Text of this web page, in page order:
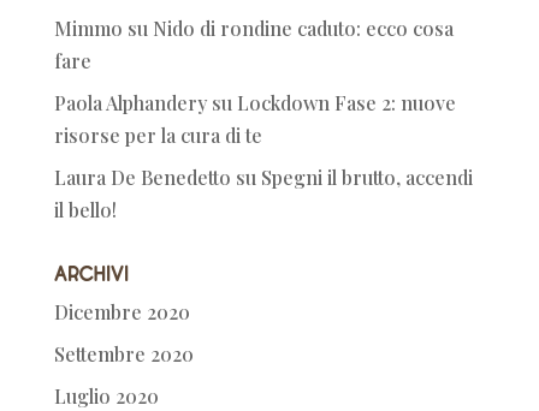
Mimmo su Nido di rondine caduto: ecco cosa
fare
Paola Alphanderysu Lockdown Fase 2: nuove
risorse per la cura di te
Laura De Benedetto su Spegni il brutto, accendi
il bello!
Archivi
Dicembre 2020
Settembre 2020
Luglio 2020